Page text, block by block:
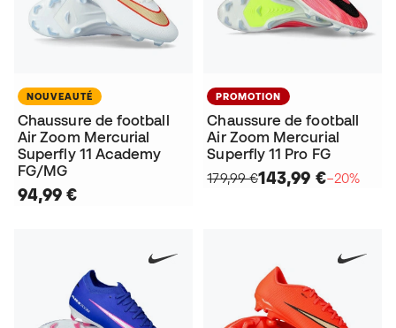
NOUVEAUTÉ
Chaussure de football
Air Zoom Mercurial
Superfly 11 Academy
FG/MG
94,99 €
PROMOTION
Chaussure de football
Air Zoom Mercurial
Superfly 11 Pro FG
179,99 €143,99 €−20%